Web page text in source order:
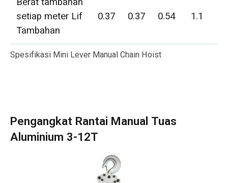
setiap meter Lif
Tambahan
0.37 0.37 0.54 1.1
Spesifikasi Mini Lever Manual Chain Hoist
Pengangkat Rantai Manual Tuas
Aluminium 3-12T